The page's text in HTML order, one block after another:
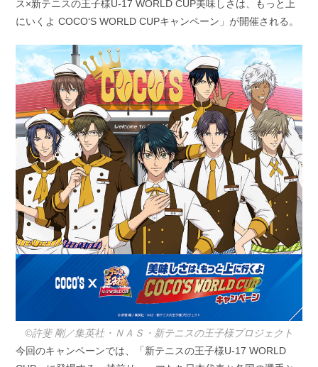
ス×新テニスの王子様U-17 WORLD CUP美味しさは、もっと上
にいくよ COCO‘S WORLD CUPキャンペーン」が開催される。
©許斐 剛／集英社・ＮＡＳ・新テニスの王子様プロジェクト
今回のキャンペーンでは、「新テニスの王子様U-17 WORLD